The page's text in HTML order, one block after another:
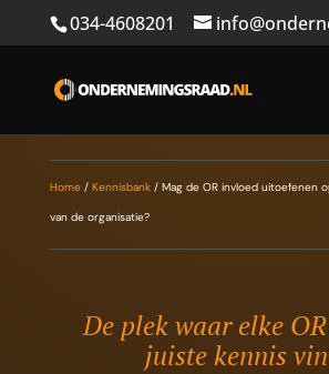
034-4608201
Home/ Kennisbank/ Mag de OR invloed uitoefenen
van de organisatie?
De plek waar elke
juiste kennis